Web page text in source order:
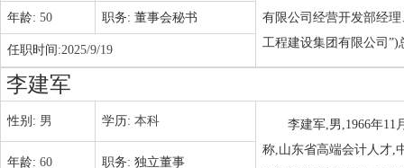
有限公司经营开发部经
工程建设集团有限公司
年龄: 50 职务: 董事会秘书
任职时间:2025/9/19
李建军
性别: 男 学历: 本科
李建军,男,1966年11
称,山东省高端会计人才,
年龄: 60 职务: 独立董事